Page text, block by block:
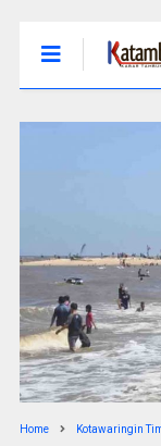
Home Kotawaringin